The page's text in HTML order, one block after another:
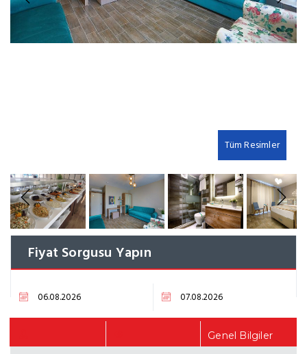
Tüm Resimler
Previous Next
Previous Next
Fiyat Sorgusu Yapın
Genel Bilgiler